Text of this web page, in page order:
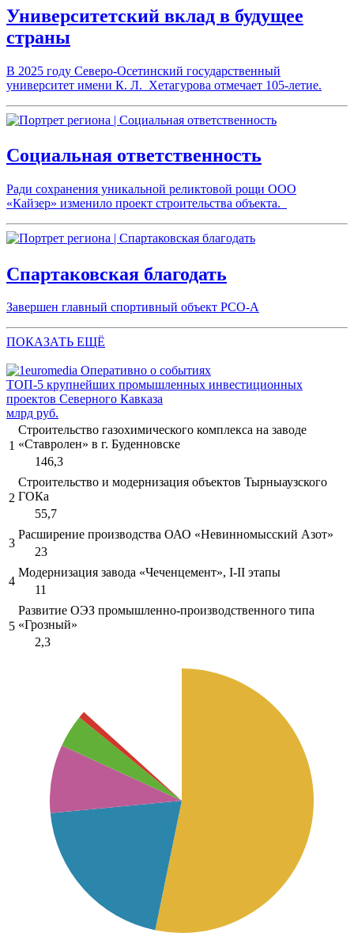
Университетский вклад в будущее
страны
В 2025 году Северо-Осетинский государственный
университет имени К. Л. Хетагурова отмечает 105-летие.
Социальная ответственность
Ради сохранения уникальной реликтовой рощи ООО
«Кайзер» изменило проект строительства объекта.
Спартаковская благодать
Завершен главный спортивный объект РСО-А
ПОКАЗАТЬ ЕЩЁ
ТОП-5 крупнейших промышленных инвестиционных
проектов Северного Кавказа
млрд руб.
1
Строительство газохимического комплекса на заводе
«Ставролен» в г. Буденновске
146,3
2
Строительство и модернизация объектов Тырныаузского
ГОКа
55,7
3
Расширение производства ОАО «Невинномысский Азот»
23
4
Модернизация завода «Чеченцемент», I-II этапы
11
5
Развитие ОЭЗ промышленно-производственного типа
«Грозный»
2,3